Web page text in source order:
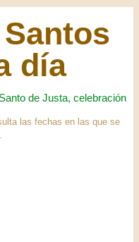
día
Santo de Justa, celebración
las fechas en las que se